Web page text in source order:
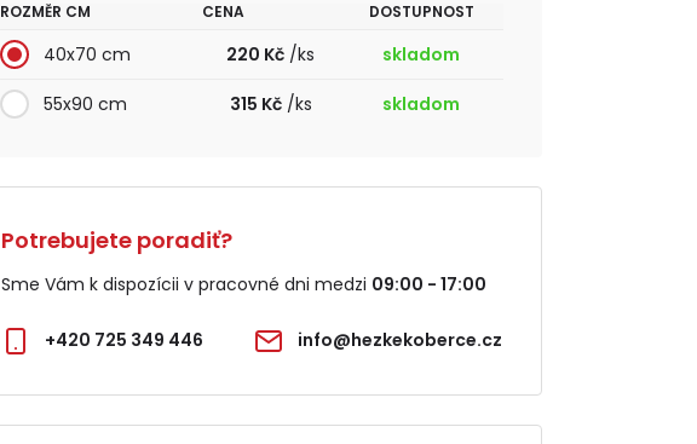
ROZMĚR CM CENA DOSTUPNOST
40x70 cm 220 Kč /ks skladom
55x90 cm 315 Kč/ks skladom
Potrebujete poradiť?
Sme Vám k dispozícii v pracovné dni medzi 09:00 - 17:00
+420 725 349 446 info@hezkekoberce.cz